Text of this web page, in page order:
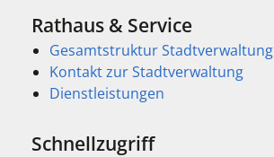
Rathaus & Service
Gesamtstruktur Stadtverwaltung
Kontakt zur Stadtverwaltung
Dienstleistungen
Schnellzugriff